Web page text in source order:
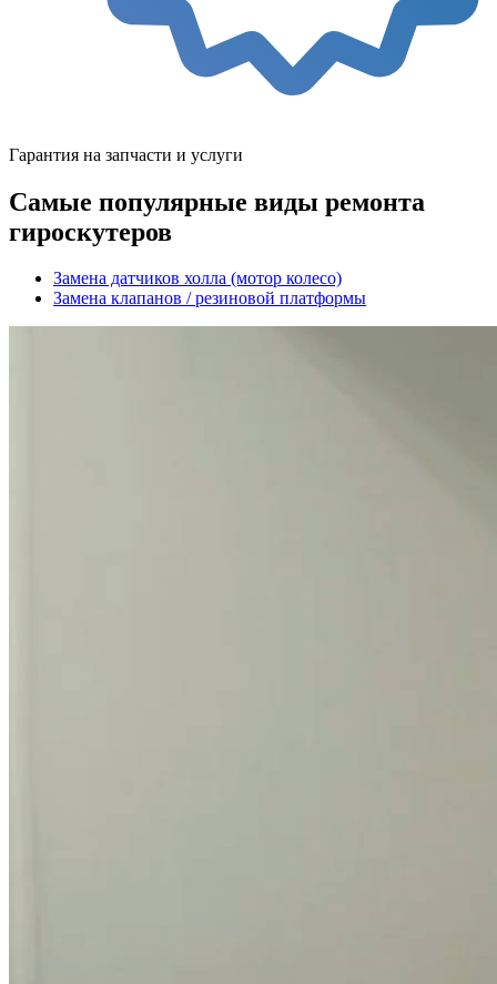
Гарантия на запчасти и услуги
Самые популярные виды ремонта
гироскутеров
Замена датчиков холла (мотор колесо)
Замена клапанов / резиновой платформы